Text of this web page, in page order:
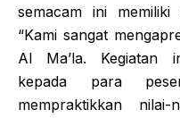
semacam ini
“Kami sangat
Al Ma’la. Kegiatan
kepada para
mempraktikkan